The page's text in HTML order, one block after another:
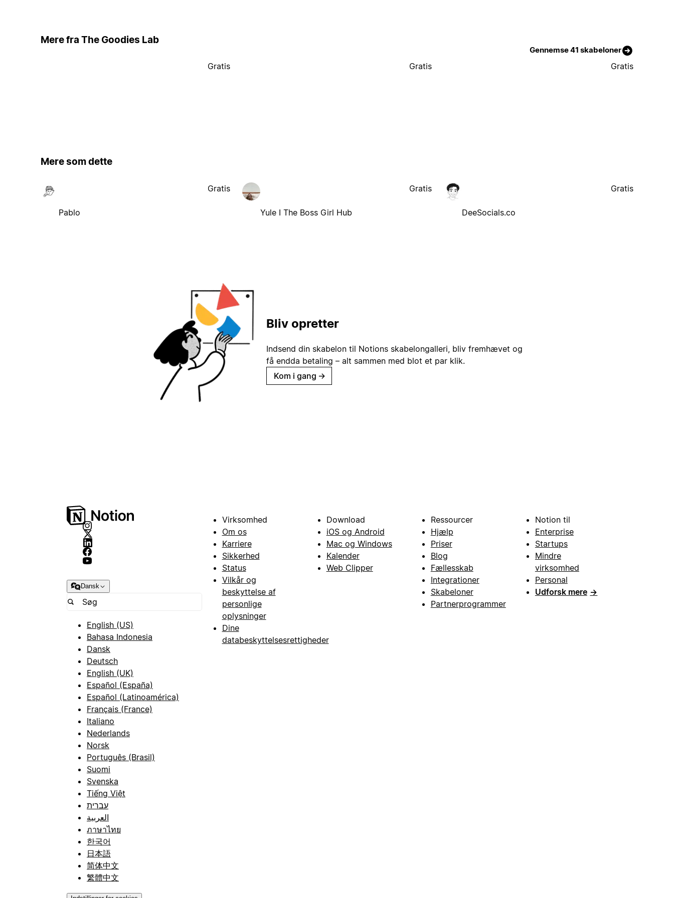
Mere fra The Goodies Lab
Gennemse 41 skabeloner
Gratis Gratis Gratis
Mere som dette
Pablo
Gratis
Yule I The Boss Girl Hub
Gratis
DeeSocials.co
Gratis
Bliv opretter
Indsend din skabelon til Notions skabelongalleri, bliv fremhævet og
få endda betaling – alt sammen med blot et par klik.
Kom i gang →
Dansk
English (US)
Bahasa Indonesia
Dansk
Deutsch
English (UK)
Español (España)
Español (Latinoamérica)
Français (France)
Italiano
Nederlands
Norsk
Português (Brasil)
Suomi
Svenska
Tiếng Việt
עברית
العربية
ภาษาไทย
한국어
日本語
简体中文
繁體中文
Virksomhed
Om os
Karriere
Sikkerhed
Status
Vilkår og
beskyttelse af
personlige
oplysninger
Dine
databeskyttelsesrettigheder
Download
iOS og Android
Mac og Windows
Kalender
Web Clipper
Ressourcer
Hjælp
Priser
Blog
Fællesskab
Integrationer
Skabeloner
Partnerprogrammer
Notion til
Enterprise
Startups
Mindre
virksomhed
Personal
Udforsk mere →